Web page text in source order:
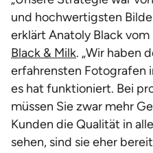
und hochwertigsten
erklärt Anatoly Black
Black & Milk. „Wir haben
erfahrensten Fotografen
es hat funktioniert. Bei
müssen Sie zwar mehr
Kunden die Qualität in
sehen, sind sie eher